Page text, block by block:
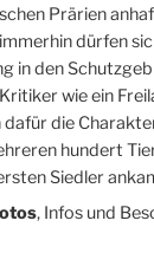
Prärien
dürfen
in den
wie ein
dafür die
hundert
Siedler
, Infos und